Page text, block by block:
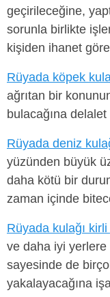
geçirileceğine,
sorunla birlikte
kişiden ihanet
Rüyada köpek
ağrıtan bir
bulacağına
Rüyada deniz
yüzünden büyük
daha kötü bir
zaman içinde
Rüyada kulağı
ve daha iyi yerlere
sayesinde de
yakalayacağına